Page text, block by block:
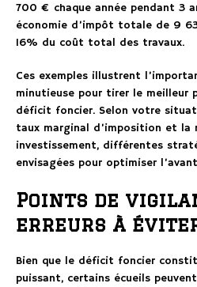
700 € chaque année pendant 3
économie d’impôt totale de 9
16% du coût total des travaux.
Ces exemples illustrent
minutieuse pour tirer le meilleur
déficit foncier. Selon votre
taux marginal d’imposition et la
investissement, différentes
envisagées pour optimiser
Points de
erreurs à
Bien que le déficit foncier
puissant, certains écueils